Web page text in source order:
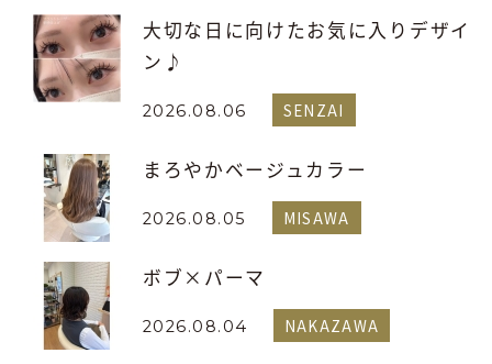
大切な日に向けたお気に入りデザイ
ン♪
2026.08.06 SENZAI
まろやかベージュカラー
2026.08.05 MISAWA
ボブ×パーマ
2026.08.04 NAKAZAWA